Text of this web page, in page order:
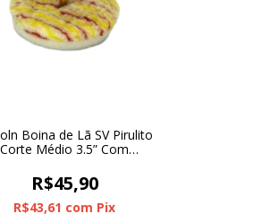
Boina de Lã SV Pirulito
Corte Médio 3.5” Com
R$45,90
R$43,61 com Pix